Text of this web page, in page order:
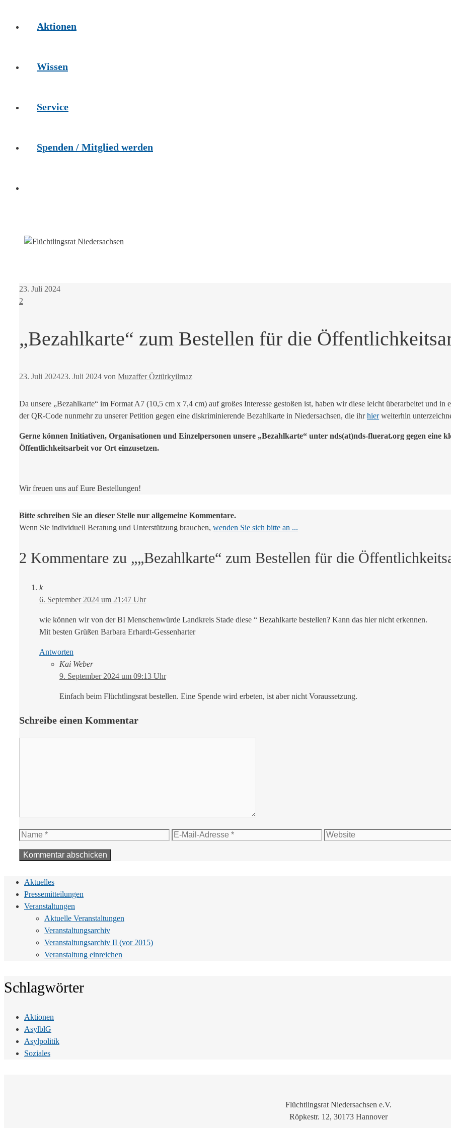
Aktionen
Wissen
Service
Spenden / Mitglied werden
23. Juli 2024
2
„Bezahlkarte“ zum Bestellen für die
23. Juli 202423. Juli 2024 von Muzaffer Öztürkyilmaz
Da unsere „Bezahlkarte“ im Format A7 (10,5 cm x 7,4 cm) auf großes Interesse gestoßen ist, haben wir diese leicht überarbeitet und
der QR-Code nunmehr zu unserer Petition gegen eine diskriminierende Bezahlkarte in Niedersachsen, die ihrhierweiterhin
Gerne können Initiativen, Organisationen und Einzelpersonen unsere „Bezahlkarte“ unter nds(at)nds-fluerat.org gegen eine
Öffentlichkeitsarbeit vor Ort einzusetzen.
Wir freuen uns auf Eure Bestellungen!
Bitte schreiben Sie an dieser Stelle nur allgemeine Kommentare.
Wenn Sie individuell Beratung und Unterstützung brauchen, wenden Sie sich bitte an ...
2 Kommentare zu „„Bezahlkarte“ zum Bestellen für die
k
6. September 2024 um 21:47 Uhr
wie können wir von der BI Menschenwürde Landkreis Stade diese “ Bezahlkarte bestellen? Kann das hier nicht erkennen.
Mit besten Grüßen Barbara Erhardt-Gessenharter
Antworten
Kai Weber
9. September 2024 um 09:13 Uhr
Einfach beim Flüchtlingsrat bestellen. Eine Spende wird erbeten, ist aber nicht Voraussetzung.
Schreibe einen Kommentar
Name
E-
Website
Aktuelles
Pressemitteilungen
Veranstaltungen
Aktuelle Veranstaltungen
Veranstaltungsarchiv
Veranstaltungsarchiv II (vor 2015)
Veranstaltung einreichen
Schlagwörter
Aktionen
AsylblG
Asylpolitik
Soziales
Flüchtlingsrat Niedersachsen e.V.
Röpkestr. 12, 30173 Hannover